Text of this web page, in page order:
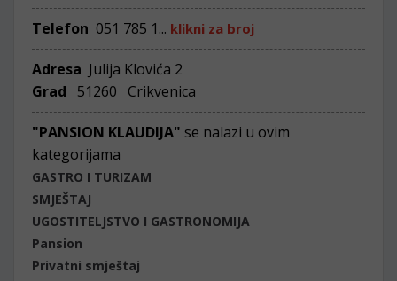
Telefon 051 785 1... klikni za broj
Adresa Julija Klovića 2
Grad
51260 Crikvenica
"PANSION KLAUDIJA" se nalazi u ovim
kategorijama
GASTRO I TURIZAM
SMJEŠTAJ
UGOSTITELJSTVO I GASTRONOMIJA
Pansion
Privatni smještaj